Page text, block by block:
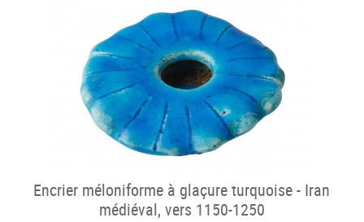
Encrier méloniforme à glaçure turquoise - Iran
médiéval, vers 1150-1250